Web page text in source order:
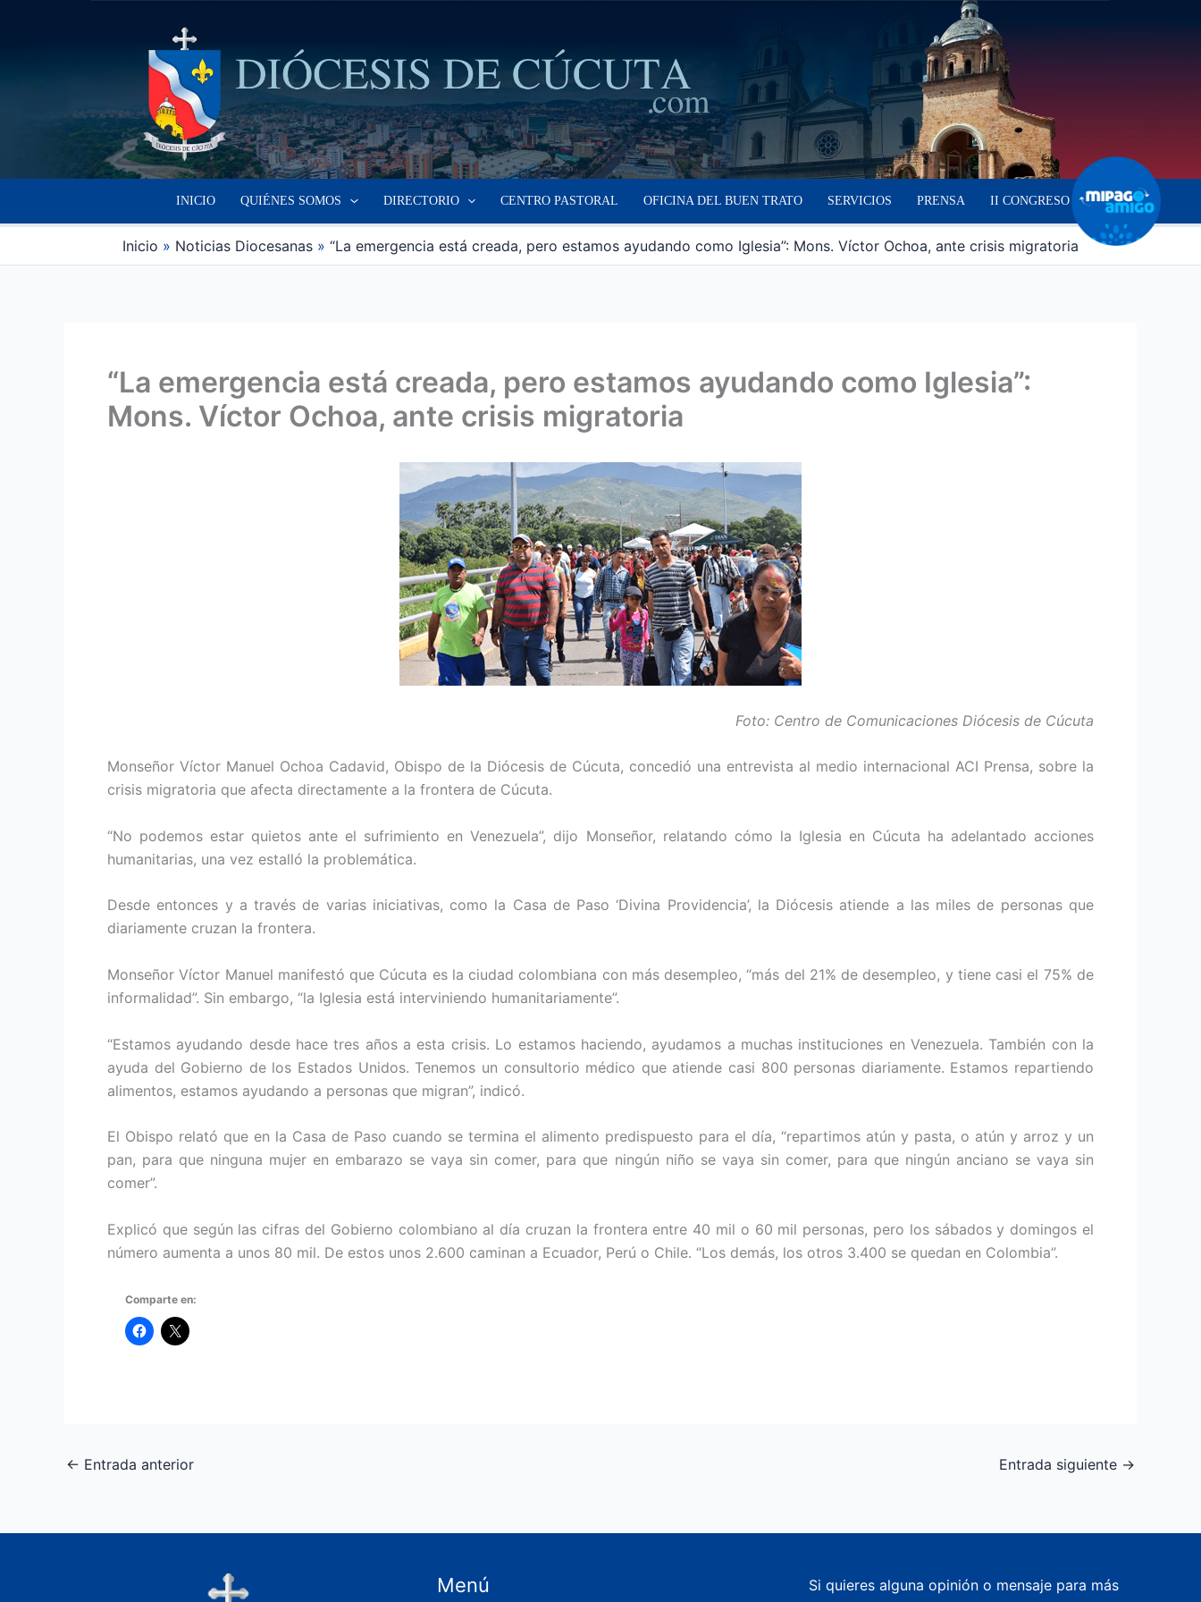
INICIO QUIÉNES SOMOS DIRECTORIO CENTRO PASTORAL OFICINA DEL BUEN TRATO SERVICIOS PRENSA II CONGRESO
Inicio Noticias Diocesanas “La emergencia está creada, pero estamos ayudando como Iglesia”: Mons. Víctor Ochoa, ante crisis migratoria
“La emergencia está creada, pero estamos ayudando como Iglesia”:
Mons. Víctor Ochoa, ante crisis migratoria
Foto: Centro de Comunicaciones Diócesis de Cúcuta
Monseñor Víctor Manuel Ochoa Cadavid, Obispo de la Diócesis de Cúcuta, concedió una entrevista al medio internacional ACI Prensa, sobre la
crisis migratoria que afecta directamente a la frontera de Cúcuta.
“No podemos estar quietos ante el sufrimiento en Venezuela”, dijo Monseñor, relatando cómo la Iglesia en Cúcuta ha adelantado acciones
humanitarias, una vez estalló la problemática.
Desde entonces y a través de varias iniciativas, como la Casa de Paso ‘Divina Providencia’, la Diócesis atiende a las miles de personas que
diariamente cruzan la frontera.
Monseñor Víctor Manuel manifestó que Cúcuta es la ciudad colombiana con más desempleo, “más del 21% de desempleo, y tiene casi el 75% de
informalidad”. Sin embargo, “la Iglesia está interviniendo humanitariamente”.
“Estamos ayudando desde hace tres años a esta crisis. Lo estamos haciendo, ayudamos a muchas instituciones en Venezuela. También con la
ayuda del Gobierno de los Estados Unidos. Tenemos un consultorio médico que atiende casi 800 personas diariamente. Estamos repartiendo
alimentos, estamos ayudando a personas que migran”, indicó.
El Obispo relató que en la Casa de Paso cuando se termina el alimento predispuesto para el día, “repartimos atún y pasta, o atún y arroz y un
pan, para que ninguna mujer en embarazo se vaya sin comer, para que ningún niño se vaya sin comer, para que ningún anciano se vaya sin
comer”.
Explicó que según las cifras del Gobierno colombiano al día cruzan la frontera entre 40 mil o 60 mil personas, pero los sábados y domingos el
número aumenta a unos 80 mil. De estos unos 2.600 caminan a Ecuador, Perú o Chile. “Los demás, los otros 3.400 se quedan en Colombia”.
Comparte en:
← Entrada anterior Entrada siguiente →
Menú
Si quieres alguna opinión o mensaje para más